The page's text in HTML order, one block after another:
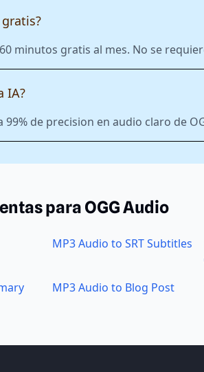
minutos gratis al mes. No se
IA?
de precision en audio claro de
para OGG Audio
MP3 Audio to SRT Subtitles
MP3 Audio to Blog Post